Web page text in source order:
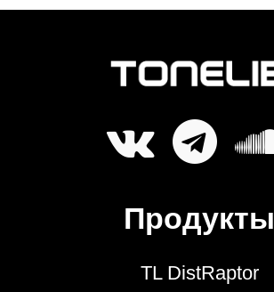
Продукты
TL DistRaptor